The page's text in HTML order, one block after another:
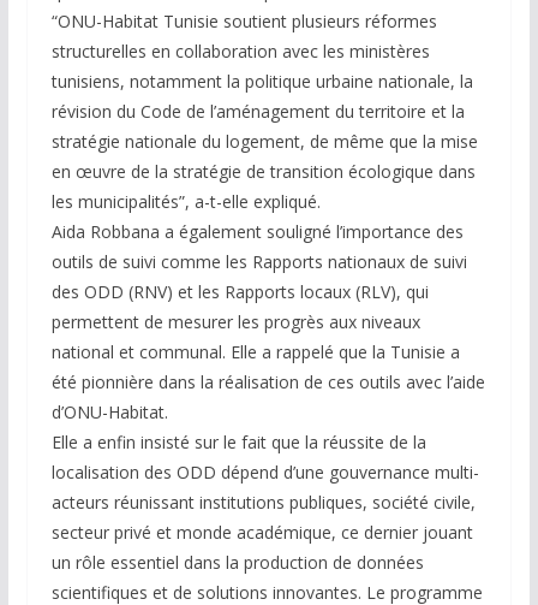
“ONU-Habitat Tunisie soutient plusieurs réformes
structurelles en collaboration avec les ministères
tunisiens, notamment la politique urbaine nationale, la
révision du Code de l’aménagement du territoire et la
stratégie nationale du logement, de même que la mise
en œuvre de la stratégie de transition écologique dans
les municipalités”, a-t-elle expliqué.
Aida Robbana a également souligné l’importance des
outils de suivi comme les Rapports nationaux de suivi
des ODD (RNV) et les Rapports locaux (RLV), qui
permettent de mesurer les progrès aux niveaux
national et communal. Elle a rappelé que la Tunisie a
été pionnière dans la réalisation de ces outils avec l’aide
d’ONU-Habitat.
Elle a enfin insisté sur le fait que la réussite de la
localisation des ODD dépend d’une gouvernance multi-
acteurs réunissant institutions publiques, société civile,
secteur privé et monde académique, ce dernier jouant
un rôle essentiel dans la production de données
scientifiques et de solutions innovantes. Le programme